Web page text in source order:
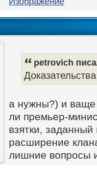
petrovich
а нужны?) и ваще
ли премьер-
взятки,
расширение
лишние вопросы